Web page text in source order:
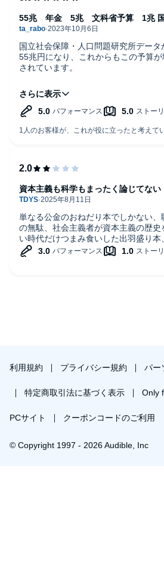
国立社会保障・人口問題研究所デー
55兆円になり、これからもこの予算
されています。
その一方、文部科学省予算は全体で5兆
文科省から拠出される国立大学等、教
留まること。
にわかりやすい形で紹介されていまし
け結婚を踏み留まり、少子化に貢献し
新しい視点を与えてくれる本でした。
来年30歳を迎え、人生の転換点ともな
りを感じる同世代の方におすすめの一
55兆 年金 5兆 文科省予算 1兆 国
単なる公金のおねだり本でしかない、
の無駄、社会主義者が資本主義の歴
い時代だけつまみ食いした出羽盛り本
資本主義も科学もまったく論じてない
利用規約 プライバシー規約 パー
特定商取引法に基づく表示 Only
PCサイト クーポンコードのご利用
© Copyright 1997 - 2026 Audible, Inc